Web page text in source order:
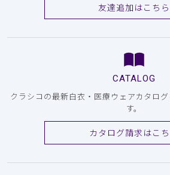
友達追加はこちら
CATALOG
クラシコの最新白衣・医療ウェアカタロ
す。
カタログ請求はこ